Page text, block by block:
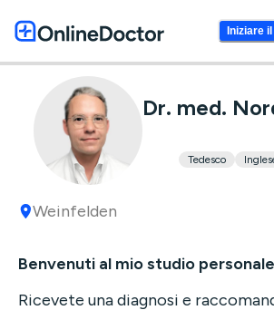
Iniziare
Dr. med.
Tedesco
Weinfelden
Benvenuti al mio studio
Ricevete una diagnosi e